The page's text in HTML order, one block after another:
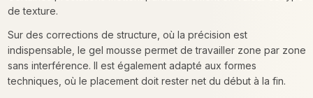
de texture.
Sur des corrections de structure, où la précision est
indispensable, le gel mousse permet de travailler zone par zone
sans interférence. Il est également adapté aux formes
techniques, où le placement doit rester net du début à la fin.